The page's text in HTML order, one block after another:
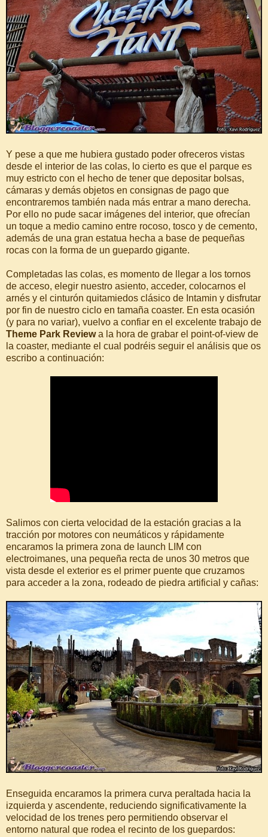
Y pese a que me hubiera gustado poder ofreceros vistas
desde el interior de las colas, lo cierto es que el parque es
muy estricto con el hecho de tener que depositar bolsas,
cámaras y demás objetos en consignas de pago que
encontraremos también nada más entrar a mano derecha.
Por ello no pude sacar imágenes del interior, que ofrecían
un toque a medio camino entre rocoso, tosco y de cemento,
además de una gran estatua hecha a base de pequeñas
rocas con la forma de un guepardo gigante.
Completadas las colas, es momento de llegar a los tornos
de acceso, elegir nuestro asiento, acceder, colocarnos el
arnés y el cinturón quitamiedos clásico de Intamin y disfrutar
por fin de nuestro ciclo en tamaña coaster. En esta ocasión
(y para no variar), vuelvo a confiar en el excelente trabajo de
Theme Park Reviewa la hora de grabar el point-of-view de
la coaster, mediante el cual podréis seguir el análisis que os
escribo a continuación:
Salimos con cierta velocidad de la estación gracias a la
tracción por motores con neumáticos y rápidamente
encaramos la primera zona de launch LIM con
electroimanes, una pequeña recta de unos 30 metros que
vista desde el exterior es el primer puente que cruzamos
para acceder a la zona, rodeado de piedra artificial y cañas:
Enseguida encaramos la primera curva peraltada hacia la
izquierda y ascendente, reduciendo significativamente la
velocidad de los trenes pero permitiendo observar el
entorno natural que rodea el recinto de los guepardos: